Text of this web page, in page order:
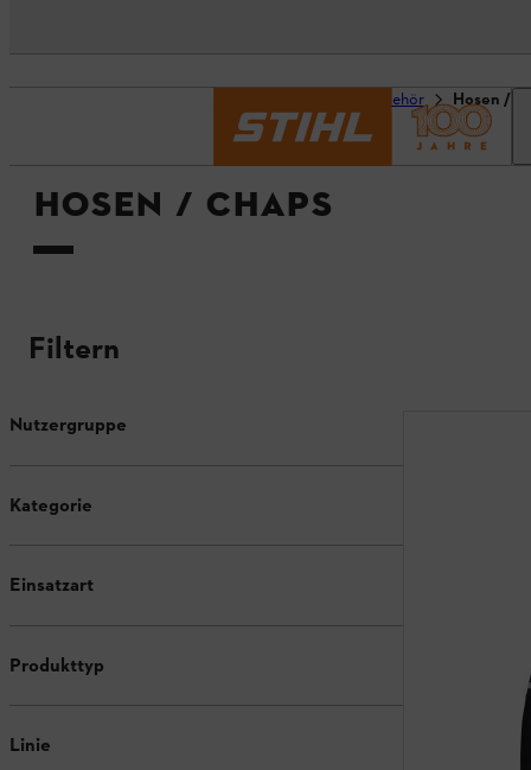
Produktzubehör Hosen /
HOSEN / CHAPS
Filtern
Nutzergruppe
Kategorie
Einsatzart
Produkttyp
Linie